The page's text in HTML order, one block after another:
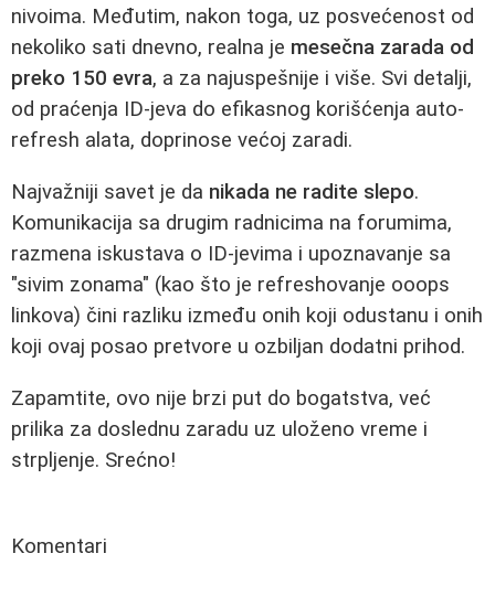
nivoima. Međutim, nakon toga, uz posvećenost od
nekoliko sati dnevno, realna je mesečna zarada od
preko 150 evra, a za najuspešnije i više. Svi detalji,
od praćenja ID-jeva do efikasnog korišćenja auto-
refresh alata, doprinose većoj zaradi.
Najvažniji savet je da nikada ne radite slepo.
Komunikacija sa drugim radnicima na forumima,
razmena iskustava o ID-jevima i upoznavanje sa
"sivim zonama" (kao što je refreshovanje ooops
linkova) čini razliku između onih koji odustanu i onih
koji ovaj posao pretvore u ozbiljan dodatni prihod.
Zapamtite, ovo nije brzi put do bogatstva, već
prilika za doslednu zaradu uz uloženo vreme i
strpljenje. Srećno!
Komentari